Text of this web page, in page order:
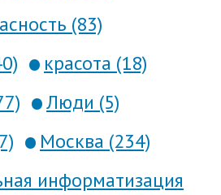
(83)
красота (18)
Люди (5)
Москва (234)
информатизация